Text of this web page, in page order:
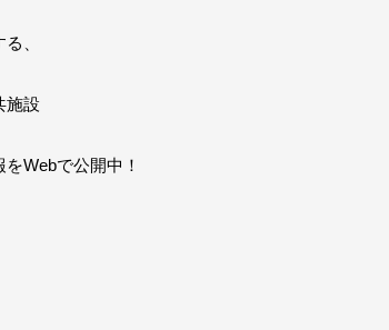
、
施設
Webで公開中！